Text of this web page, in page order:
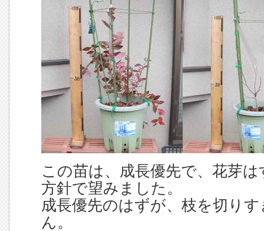
この苗は、成長優先で、花芽
方針で望みました。
成長優先のはずが、枝を切り
ん。